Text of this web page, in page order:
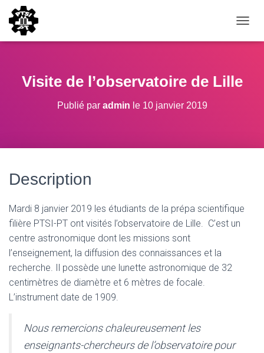
Visite de l’observatoire de Lille
Publié par admin le 10 janvier 2019
Description
Mardi 8 janvier 2019 les étudiants de la prépa scientifique
filière PTSI-PT ont visités l’observatoire de Lille. C’est un
centre astronomique dont les missions sont
l’enseignement, la diffusion des connaissances et la
recherche. Il possède une lunette astronomique de 32
centimètres de diamètre et 6 mètres de focale.
L’instrument date de 1909.
Nous remercions chaleureusement les
enseignants-chercheurs de l’observatoire pour